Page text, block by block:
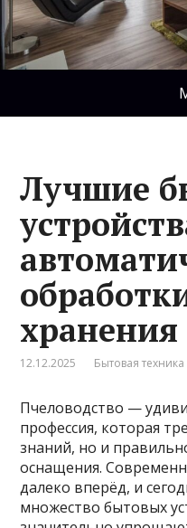
Лучшие
хранения
12.12.2025 Бытовая техника
Пчеловодство —
профессия, которая
знаний, но и
оснащения.
далеко вперёд, и
множество бытовых